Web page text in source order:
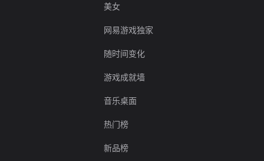
美女
网易游戏独家
随时间变化
游戏成就墙
音乐桌面
热门榜
新品榜